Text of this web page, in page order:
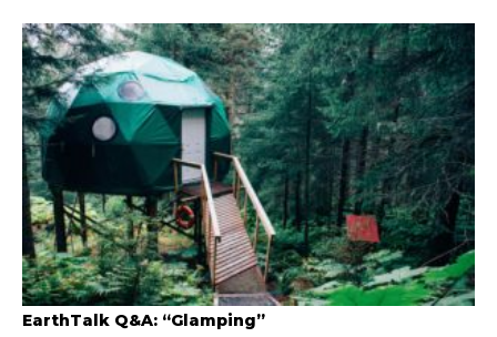
EarthTalk Q&A: “Glamping”